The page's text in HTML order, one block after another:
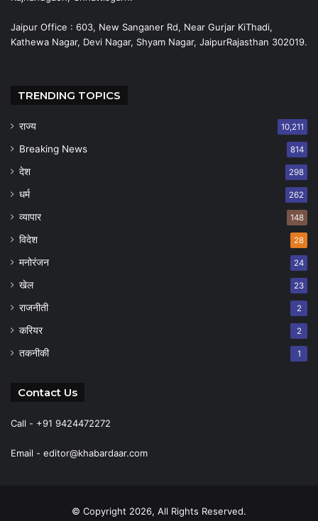
Jaipur Office : 603, New Sanganer Rd, Near Gurjar KiThadi,
Kathewa Nagar, Devi Nagar, Shyam Nagar, JaipurRajasthan 302019.
TRENDING TOPICS
राज्य 10,211
Breaking News 814
देश 298
धर्म 262
व्यापार 148
विदेश 28
मनोरंजन 24
खेल 23
राजनीती 2
करियर 2
तकनीकी 1
Contact Us
Call - +91 9424472272
Email - editor@khabardaar.com
© Copyright 2026, All Rights Reserved.